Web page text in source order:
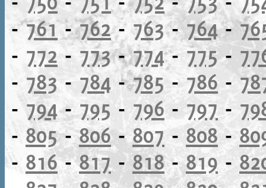
-761-762- 763-764-
- 772 - 773-774- 775-
- 783- 784 -785-786 -
-794-795 - 796- 797 -
- 805-806- 807- 808 -
- 816-817-818-819-